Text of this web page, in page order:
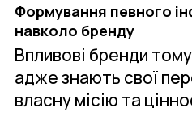
Формування певного
навколо бренду
Впливові бренди
адже знають свої
власну місію та